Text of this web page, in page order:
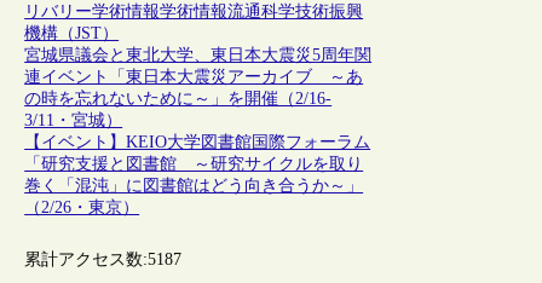
リバリー学術情報学術情報流通科学技術振興
機構（JST）
宮城県議会と東北大学、東日本大震災5周年関
連イベント「東日本大震災アーカイブ ～あ
の時を忘れないために～」を開催（2/16-
3/11・宮城）
【イベント】KEIO大学図書館国際フォーラム
「研究支援と図書館 ～研究サイクルを取り
巻く「混沌」に図書館はどう向き合うか～」
（2/26・東京）
累計アクセス数:5187